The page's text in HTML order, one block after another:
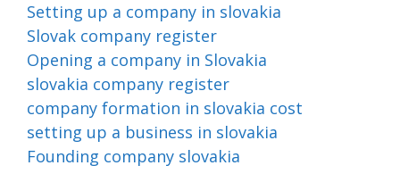
Setting up a company in slovakia
Slovak company register
Opening a company in Slovakia
slovakia company register
company formation in slovakia cost
setting up a business in slovakia
Founding company slovakia